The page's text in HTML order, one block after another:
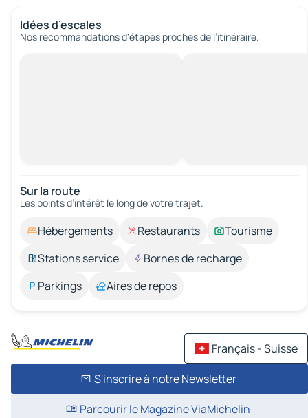
Idées d’escales
Nos recommandations d'étapes proches de l’itinéraire.
Sur la route
Les points d’intérêt le long de votre trajet.
Hébergements Restaurants
Tourisme
Stations service
Bornes de recharge
Parkings
Aires de repos
Français - Suisse
S'inscrire à notre Newsletter
Parcourir le Magazine ViaMichelin